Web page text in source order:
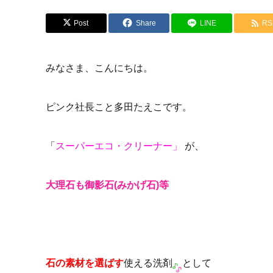
Post Share LINE
みなさま、こんにちは。
ピンク社長こと多田たえこです。
「 スーパーエコ・クリーナー」 が、
大理石も御影石(みかげ石)等
石の素材を選ばす使える洗剤 として